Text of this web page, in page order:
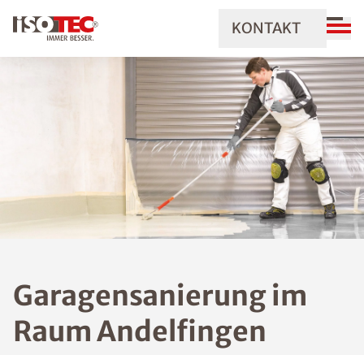
KONTAKT
Garagensanierung im
Raum Andelfingen